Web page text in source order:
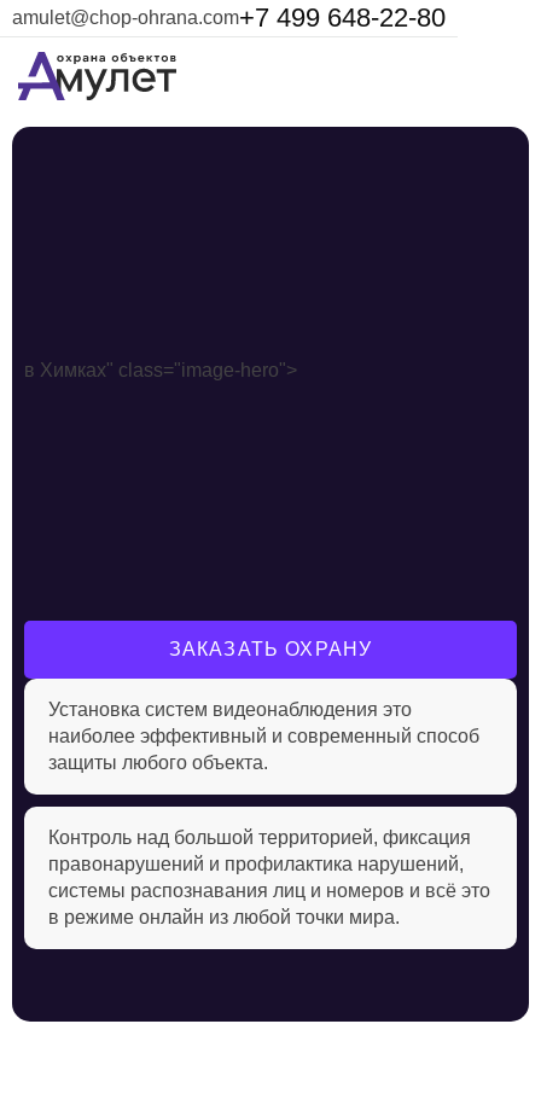
amulet@chop-ohrana.com+7 499 648-22-80
в Химках" class="image-hero">
ЗАКАЗАТЬ ОХРАНУ
Установка систем видеонаблюдения это
наиболее эффективный и современный способ
защиты любого объекта.
Контроль над большой территорией, фиксация
правонарушений и профилактика нарушений,
системы распознавания лиц и номеров и всё это
в режиме онлайн из любой точки мира.